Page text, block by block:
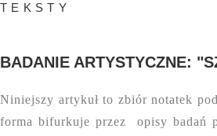
TEKSTY
BADANIE ARTYSTYCZNE:
Niniejszy artykuł to zbiór notatek
forma bifurkuje przez opisy badań